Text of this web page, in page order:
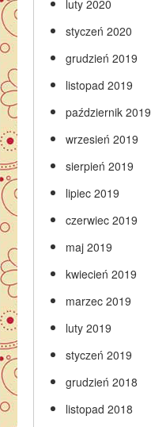
luty 2020
styczeń 2020
grudzień 2019
listopad 2019
październik 2019
wrzesień 2019
sierpień 2019
lipiec 2019
czerwiec 2019
maj 2019
kwiecień 2019
marzec 2019
luty 2019
styczeń 2019
grudzień 2018
listopad 2018